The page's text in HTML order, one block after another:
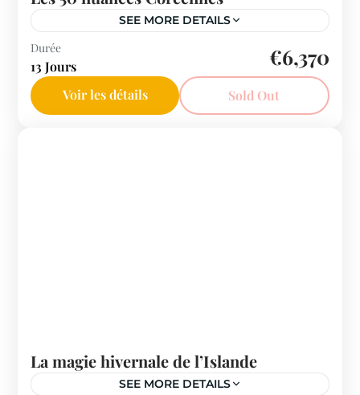
SEE MORE DETAILS
Durée
13 Jours €6,370
Voir les détails Sold Out
La magie hivernale de l’Islande
SEE MORE DETAILS